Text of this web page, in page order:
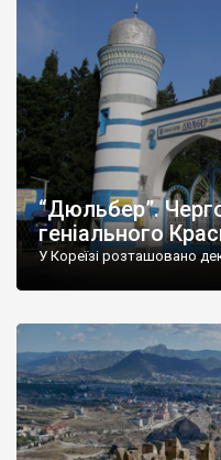
“Дюльбер”.
геніального
У Кореїзі розташовано